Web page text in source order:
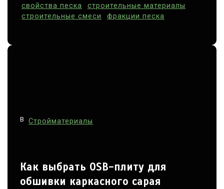
свойства песка
строительные материалы
строительные смеси
фракции песка
В Стройматериалы
Как выбрать OSB-плиту для
обшивки каркасного сарая